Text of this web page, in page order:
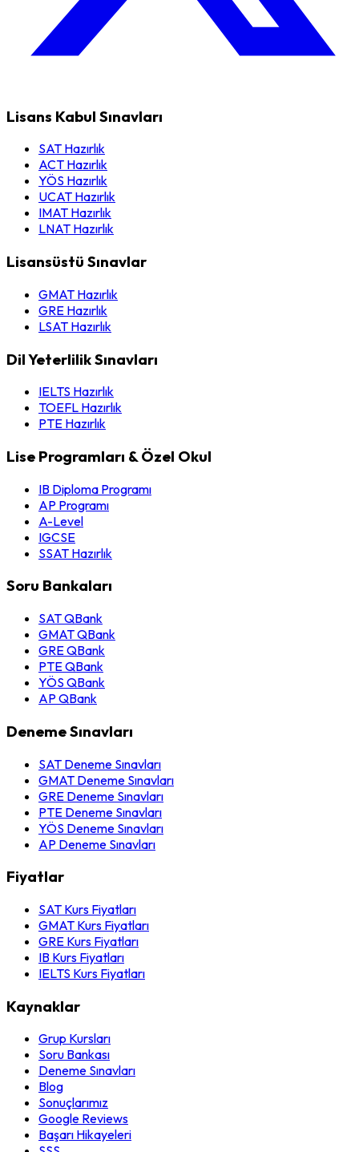
Lisans Kabul Sınavları
SAT Hazırlık
ACT Hazırlık
YÖS Hazırlık
UCAT Hazırlık
IMAT Hazırlık
LNAT Hazırlık
Lisansüstü Sınavlar
GMAT Hazırlık
GRE Hazırlık
LSAT Hazırlık
Dil Yeterlilik Sınavları
IELTS Hazırlık
TOEFL Hazırlık
PTE Hazırlık
Lise Programları & Özel Okul
IB Diploma Programı
AP Programı
A-Level
IGCSE
SSAT Hazırlık
Soru Bankaları
SAT QBank
GMAT QBank
GRE QBank
PTE QBank
YÖS QBank
AP QBank
Deneme Sınavları
SAT Deneme Sınavları
GMAT Deneme Sınavları
GRE Deneme Sınavları
PTE Deneme Sınavları
YÖS Deneme Sınavları
AP Deneme Sınavları
Fiyatlar
SAT Kurs Fiyatları
GMAT Kurs Fiyatları
GRE Kurs Fiyatları
IB Kurs Fiyatları
IELTS Kurs Fiyatları
Kaynaklar
Grup Kursları
Soru Bankası
Deneme Sınavları
Blog
Sonuçlarımız
Google Reviews
Başarı Hikayeleri